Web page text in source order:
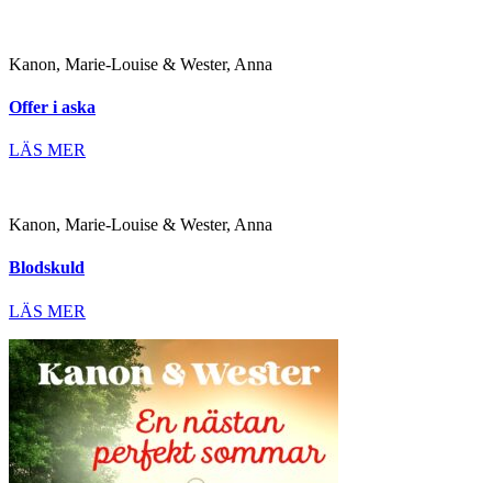
Kanon, Marie-Louise & Wester, Anna
Offer i aska
LÄS MER
Kanon, Marie-Louise & Wester, Anna
Blodskuld
LÄS MER